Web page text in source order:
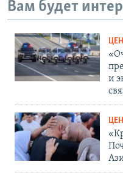
Вам будет
и